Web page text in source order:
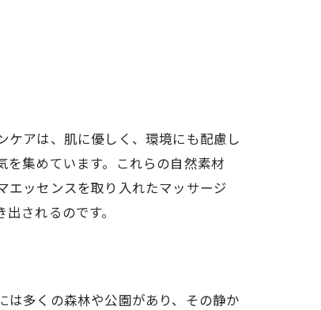
アは、肌に優しく、環境にも配慮し
集めています。これらの自然素材
エッセンスを取り入れたマッサージ
されるのです。
多くの森林や公園があり、その静か